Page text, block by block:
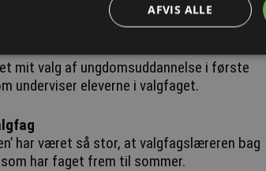
da jeg gik i folkeskole. Jeg er sikker
erhvervsuddannelse går ud på.
mit valg af ungdomsuddannelse i første
underviser eleverne i valgfaget.
har været så stor, at valgfagslæreren bag
har faget frem til sommer.
AFVIS ALLE